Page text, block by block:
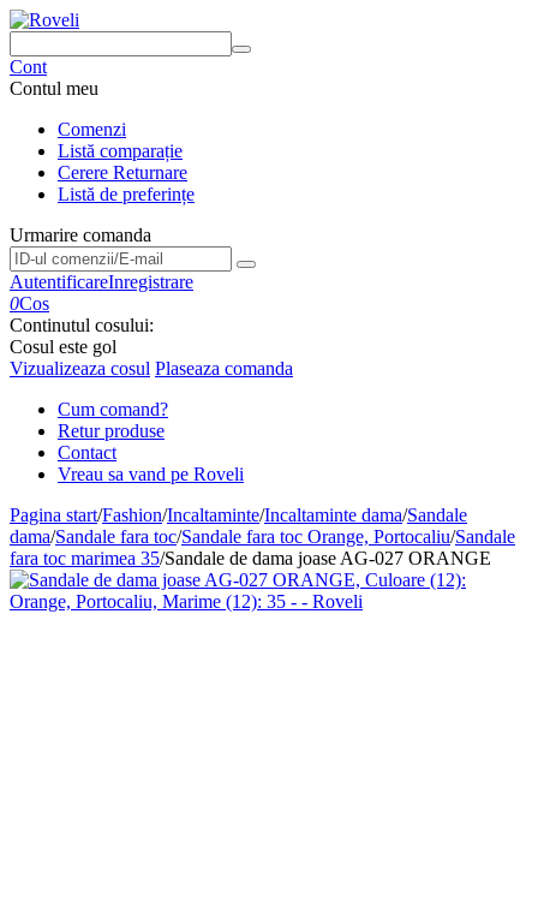
Cont
Contul meu
Comenzi
Listă comparație
Cerere Returnare
Listă de preferințe
Urmarire comanda
Urmarire comanda
AutentificareInregistrare
0Cos
Continutul cosului:
Cosul este gol
Vizualizeaza cosul Plaseaza comanda
Cum comand?
Retur produse
Contact
Vreau sa vand pe Roveli
Pagina start/Fashion/Incaltaminte/Incaltaminte dama/Sandale
dama/Sandale fara toc/Sandale fara toc Orange, Portocaliu/Sandale
fara toc marimea 35/Sandale de dama joase AG-027 ORANGE